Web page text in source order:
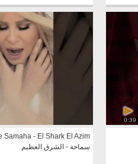
0:39
سماحة - الشرق العظيم